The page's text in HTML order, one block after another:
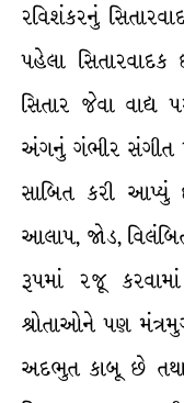
રવિશંકરનું
પહેલા
સિતાર જેવા
અંગનું ગંભીર
સાબિત કરી
આલાપ, જોડ,
રૂપમાં રજૂ
શ્રોતાઓને પણ
અદભુત કાબૂ છે